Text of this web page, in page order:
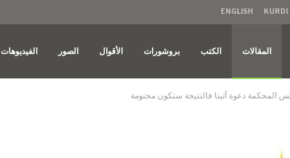
KURDI
ENGLISH
المقالات الكتب بروشورات الأقوال الصور الفيديوهات
المحكمة دعوة أثينا فالنتيجة ستكون محتومة